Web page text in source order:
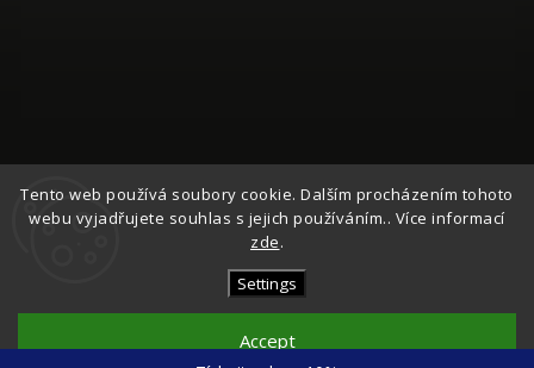
Tento web používá soubory cookie. Dalším procházením tohoto
webu vyjadřujete souhlas s jejich používáním.. Více informací
zde.
Settings
Accept
Follow on Instagram
Česká Síťovka
Edit cookie settings